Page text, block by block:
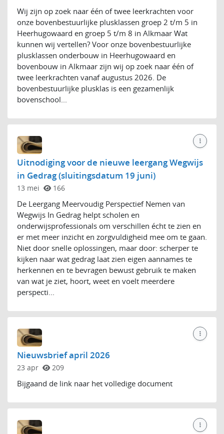
Wij zijn op zoek naar één of twee leerkrachten voor
onze bovenbestuurlijke plusklassen groep 2 t/m 5 in
Heerhugowaard en groep 5 t/m 8 in Alkmaar Wat
kunnen wij vertellen? Voor onze bovenbestuurlijke
plusklassen onderbouw in Heerhugowaard en
bovenbouw in Alkmaar zijn wij op zoek naar één of
twee leerkrachten vanaf augustus 2026. De
bovenbestuurlijke plusklas is een gezamenlijk
bovenschool...
Uitnodiging voor de nieuwe leergang Wegwijs
in Gedrag (sluitingsdatum 19 juni)
13 mei 166
De Leergang Meervoudig Perspectief Nemen van
Wegwijs In Gedrag helpt scholen en
onderwijsprofessionals om verschillen écht te zien en
er met meer inzicht en zorgvuldigheid mee om te gaan.
Niet door snelle oplossingen, maar door: scherper te
kijken naar wat gedrag laat zien eigen aannames te
herkennen en te bevragen bewust gebruik te maken
van wat je ziet, hoort, weet en voelt meerdere
perspecti...
Nieuwsbrief april 2026
23 apr 209
Bijgaand de link naar het volledige document